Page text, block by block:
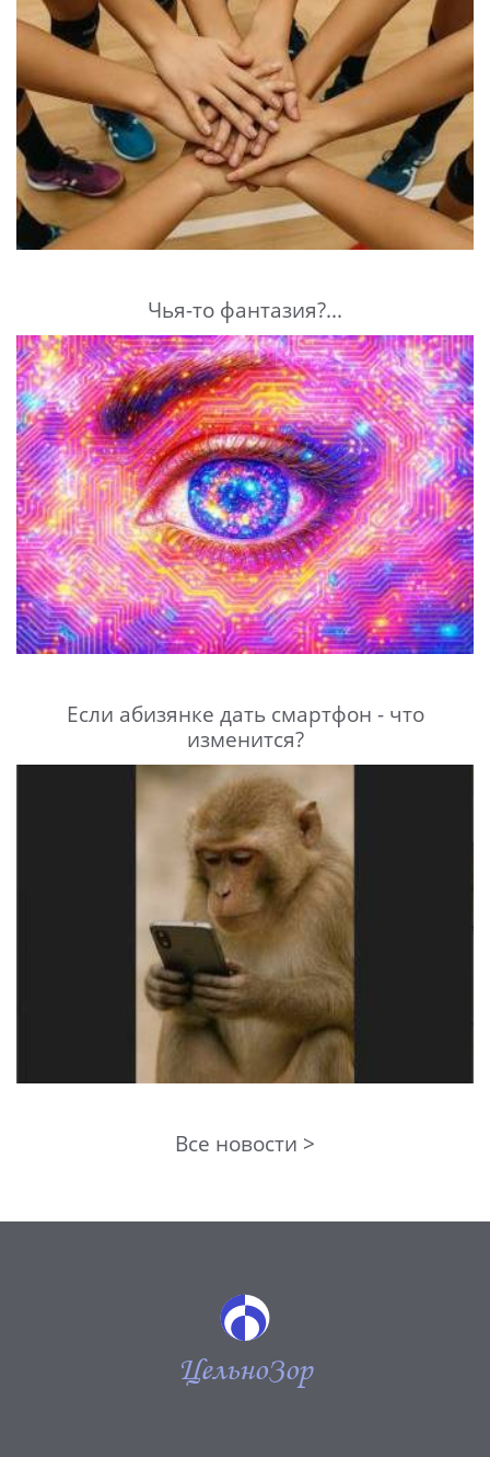
Чья-то фантазия?...
Если абизянке дать смартфон - что
изменится?
Все новости >
ЦельноЗор